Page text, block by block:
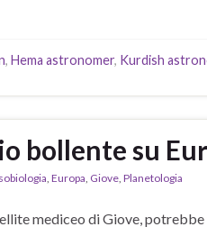
, Hema astronomer, Kurdish
bollente su
, Europa, Giove, Planetologia
mediceo di Giove,